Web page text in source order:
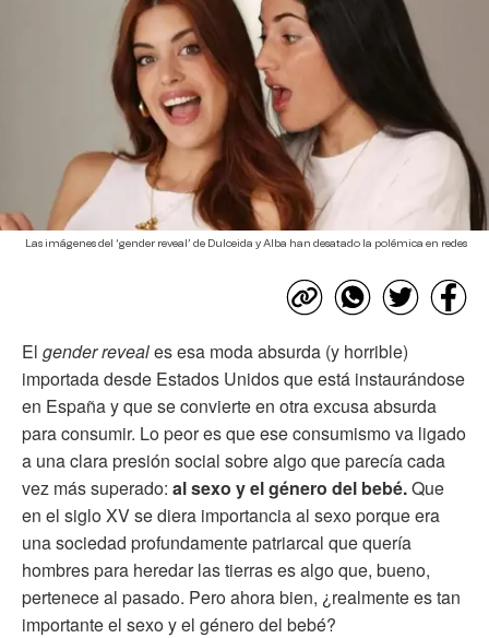
Las imágenes del ‘gender reveal’ de Dulceida y Alba han desatado la polémica en redes
El gender reveales esa moda absurda (y horrible)
importada desde Estados Unidos que está instaurándose
en España y que se convierte en otra excusa absurda
para consumir. Lo peor es que ese consumismo va ligado
a una clara presión social sobre algo que parecía cada
vez más superado: al sexo y el género del bebé.Que
en el siglo XV se diera importancia al sexo porque era
una sociedad profundamente patriarcal que quería
hombres para heredar las tierras es algo que, bueno,
pertenece al pasado. Pero ahora bien, ¿realmente es tan
importante el sexo y el género del bebé?